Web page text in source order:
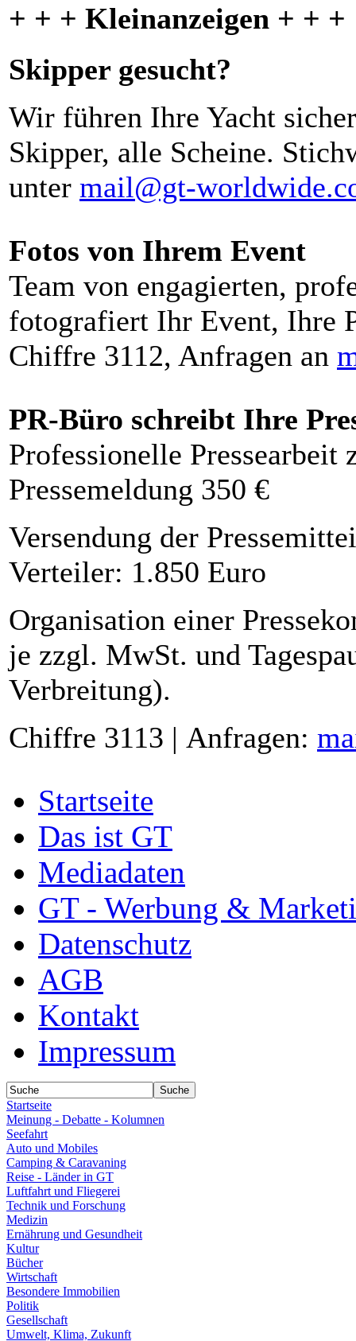
+ + + Kleinanzeigen + + +
Skipper gesucht?
Wir führen Ihre Yacht
Skipper, alle Scheine.
unter mail@gt-
Fotos von Ihrem Event
Team von engagierten,
fotografiert Ihr Event, Ihre
Chiffre 3112, Anfragen an
PR-Büro schreibt Ihre
Professionelle Pressearbeit
Pressemeldung 350 €
Versendung der
Verteiler: 1.850 Euro
Organisation einer
je zzgl. MwSt. und
Verbreitung).
Chiffre 3113 | Anfragen:
Startseite
Das ist GT
Mediadaten
GT - Werbung &
Datenschutz
AGB
Kontakt
Impressum
Startseite
Meinung - Debatte - Kolumnen
Seefahrt
Auto und Mobiles
Camping & Caravaning
Reise - Länder in GT
Luftfahrt und Fliegerei
Technik und Forschung
Medizin
Ernährung und Gesundheit
Kultur
Bücher
Wirtschaft
Besondere Immobilien
Politik
Gesellschaft
Umwelt, Klima, Zukunft